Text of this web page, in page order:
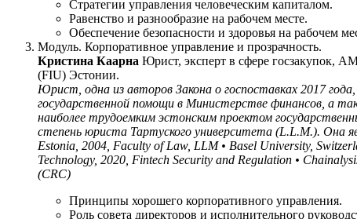
Стратегии управления человеческим капиталом.
Равенство и разнообразие на рабочем месте.
Обеспечение безопасности и здоровья на рабочем
Модуль. Корпоративное управление и прозрачность.
Кристина Каарна Юрист, эксперт в сфере госзакупок,
(FIU) Эстонии.
Юрист, одна из авторов Закона о госпоставках 2017
государственной помощи в Министерстве финансов, а
наиболее трудоемким эстонским проектом
степень юриста Тартуского университета (L.L.M.). Она
Estonia, 2004, Faculty of Law, LLM • Basel University,
Technology, 2020, Fintech Security and Regulation •
(CRC)
Принципы хорошего корпоративного управления.
Роль совета директоров и исполнительного